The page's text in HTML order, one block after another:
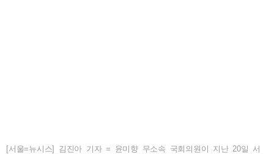
[서울=뉴시스] 김진아 기자 = 윤미향 무소속 국회의원이 지난 20일 서